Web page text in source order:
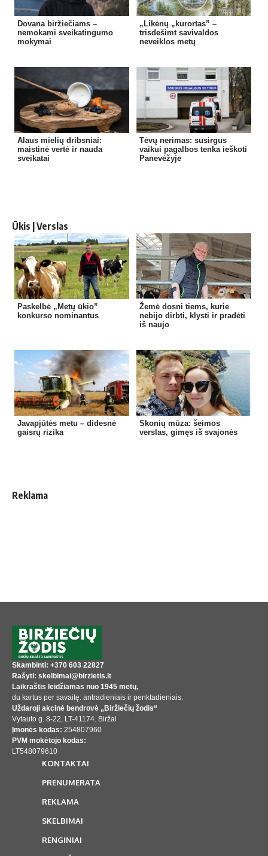
Dovana biržiečiams –
nemokami sveikatingumo
mokymai
„Likėnų „kurortas” –
trisdešimt savivaldos
neveiklos metų
Alaus mielių dribsniai:
maistinė vertė ir nauda
sveikatai
Tėvų nerimas: susirgus
vaikui pagalbos tenka ieškoti
Panevėžyje
Ūkis | Verslas
Paskelbė „Metų ūkio”
konkurso nominantus
Žemė dosni tiems, kurie
nebijo dirbti, klysti ir pradėti
iš naujo
Javapjūtės metu – didesnė
gaisrų rizika
Skonių mūza: šeimos
verslas, gimęs iš svajonės
Reklama
Skambinti: +370 603 22827
Rašyti: skelbimai@birzietis.lt
Laikraštis leidžiamas nuo 1945 metų,
du kartus per savaitę: antradieniais ir penktadieniais.
Uždaroji akcinė bendrovė „Biržiečių žodis“
Vytauto g. 8-22, LT-41174. Biržai
Įmonės kodas: 254807960
PVM mokėtojo kodas:
LT548079610
KONTAKTAI
PRENUMERATA
REKLAMA
SKELBIMAI
RENGINIAI